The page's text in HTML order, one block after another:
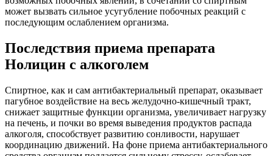
может вызвать сильное усугубление побочных реакций с
последующим ослаблением организма.
Последствия приема препарата
Нолицин с алкоголем
Спиртное, как и сам антибактериальный препарат, оказывает
пагубное воздействие на весь желудочно-кишечный тракт,
снижает защитные функции организма, увеличивает нагрузку
на печень, и почки во время выведения продуктов распада
алкоголя, способствует развитию сонливости, нарушает
координацию движений. На фоне приема антибактериального